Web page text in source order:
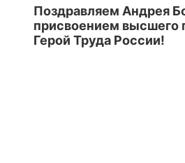
Поздравляем Андрея
присвоением высшего
Герой Труда России!